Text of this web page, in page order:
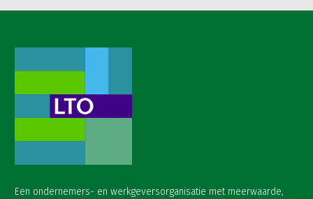
Een ondernemers- en werkgeversorganisatie met meerwaarde,